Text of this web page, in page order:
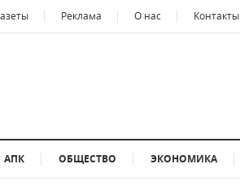
Реклама О нас Контакты
АПК ОБЩЕСТВО ЭКОНОМИКА